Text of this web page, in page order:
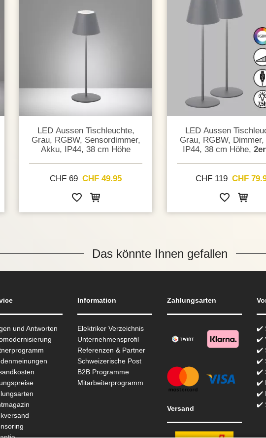
LED Aussen Tischleuchte,
Grau, RGBW, Sensordimmer,
Akku, IP44, 38 cm Höhe
CHF 69 CHF 49.95
LED Aussen
Grau, RGBW,
IP44, 38 cm Höhe,
CHF 119 CHF
Das könnte Ihnen gefallen
und Antworten
Information
Elektriker Verzeichnis
Unternehmensprofil
Referenzen & Partner
Schweizerische Post
B2B Programme
Mitarbeiterprogramm
Zahlungsarten
Versand
✔️
✔️
✔️
✔️
✔️
✔️
✔️
✔️